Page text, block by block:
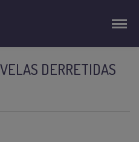
DERRETIDAS